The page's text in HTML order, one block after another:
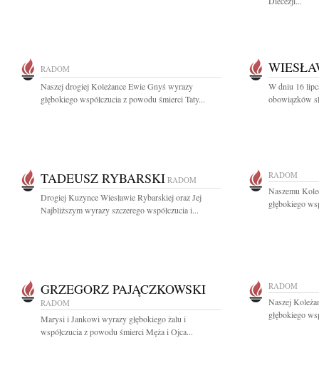
RADOM
Naszej drogiej Koleżance Ewie Gnyś wyrazy
głębokiego współczucia z powodu śmierci Taty...
W dniu 16
obowiązków
TADEUSZ RYBARSKI RADOM
Drogiej Kuzynce Wiesławie Rybarskiej oraz Jej
Najbliższym wyrazy szczerego współczucia i...
RADOM
Naszemu
głębokiego
GRZEGORZ PAJĄCZKOWSKI
RADOM
Marysi i Jankowi wyrazy głębokiego żalu i
współczucia z powodu śmierci Męża i Ojca...
RADOM
Naszej
głębokiego